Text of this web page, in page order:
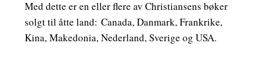
Med dette er en eller flere av Christiansens bøker
solgt til åtte land: Canada, Danmark, Frankrike,
Kina, Makedonia, Nederland, Sverige og USA.